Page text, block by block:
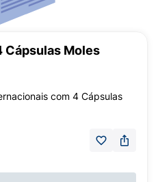
Cápsulas Moles
com 4 Cápsulas